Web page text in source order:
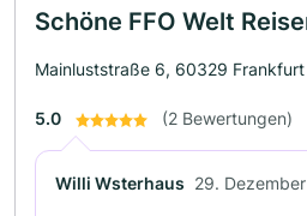
Schöne FFO Welt
Mainluststraße 6, 60329 Frankfurt
5.0 (2 Bewertungen)
Willi Wsterhaus 29.